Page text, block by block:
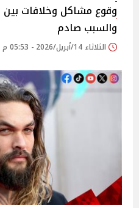
وقوع مشاكل وخلافات بين
والسبب صادم
الثلاثاء 14/أبريل/2026 - 05:53 م